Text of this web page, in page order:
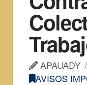
APAUADY
AVISOS